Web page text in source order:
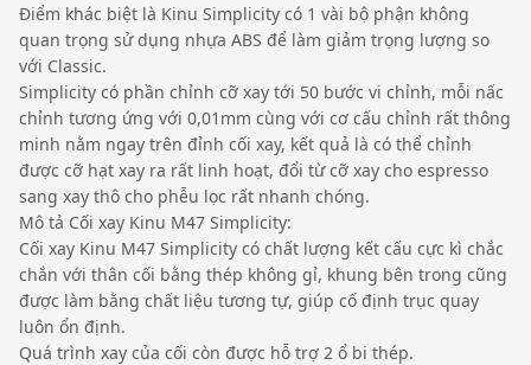
Điểm khác biệt là Kinu Simplicity có 1 vài bộ phận không
quan trọng sử dụng nhựa ABS để làm giảm trọng lượng so
với Classic.
Simplicity có phần chỉnh cỡ xay tới 50 bước vi chỉnh, mỗi nấc
chỉnh tương ứng với 0,01mm cùng với cơ cấu chỉnh rất thông
minh nằm ngay trên đỉnh cối xay, kết quả là có thể chỉnh
được cỡ hạt xay ra rất linh hoạt, đổi từ cỡ xay cho espresso
sang xay thô cho phễu lọc rất nhanh chóng.
Mô tả Cối xay Kinu M47 Simplicity:
Cối xay Kinu M47 Simplicity có chất lượng kết cấu cực kì chắc
chắn với thân cối bằng thép không gỉ, khung bên trong cũng
được làm bằng chất liệu tương tự, giúp cố định trục quay
luôn ổn định.
Quá trình xay của cối còn được hỗ trợ 2 ổ bi thép.